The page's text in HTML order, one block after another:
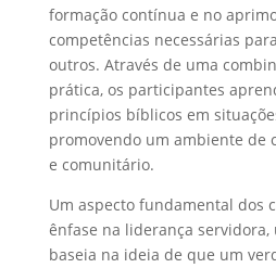
formação contínua e no
competências necessárias
outros. Através de uma
prática, os participantes
princípios bíblicos em
promovendo um ambiente de
e comunitário.
Um aspecto fundamental dos
ênfase na liderança servidora,
baseia na ideia de que um